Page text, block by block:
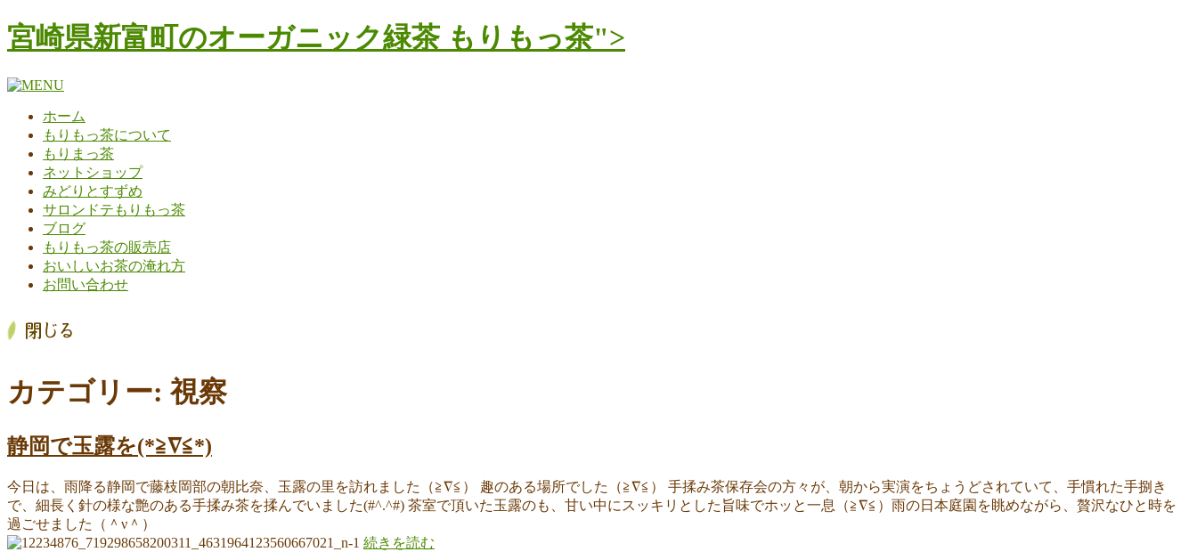
コ
ン
ン
宮崎県新富町のオーガニック緑茶 もりもっ茶">
ホーム
もりもっ茶について
もりまっ茶
ネットショップ
みどりとすずめ
サロンドテもりもっ茶
ブログ
もりもっ茶の販売店
おいしいお茶の淹れ方
お問い合わせ
カテゴリー: 視察
静岡で玉露を(*≧∇≦*)
今日は、雨降る静岡で藤枝岡部の朝比奈、玉露の里を訪れました（≧∇≦） 趣のある場所でした（≧∇≦） 手揉み茶保存会の方々が、朝から実演をちょうどされていて、手慣れた手捌き
で、細長く針の様な艶のある手揉み茶を揉んでいました(#^.^#) 茶室で頂いた玉露のも、甘い中にスッキリとした旨味でホッと一息（≧∇≦）雨の日本庭園を眺めながら、贅沢なひと時を
過ごせました（＾ν＾）
“静
続きを読む